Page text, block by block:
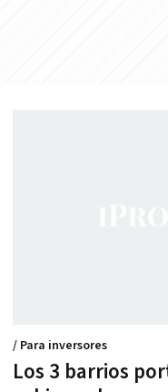
Los 3 barrios
/ Para inversores